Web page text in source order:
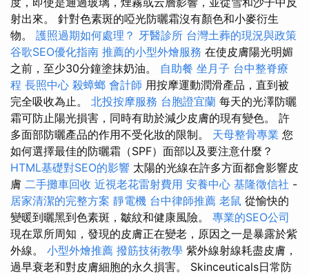
射出來。 針對色素斑的啞光防曬霜沒有顏色和小麥衍生
物。 護照過期如何處理？ 牙醫診所 台灣土葬的現況與政策
谷歌SEO優化指南 推薦的小型外燴服務 在使皮膚陽光明媚
之前，至少30分鐘塗抹奶油。 自助餐 坐月子 台中整脊療
程 長照中心 殺蟑螂 會計師 用按摩運動潤滑產品，直到被
完全吸收為止。 北投按摩服務 台胞證宜蘭 每天的光澤防曬
霜可防止陽光損害，同時有助於減少皮膚的現有變色。 許
多面部防曬產品的作用不受化妝的限制。 天母整骨專業 您
如何選擇最佳的防曬霜（SPF）面部以及要注意什麼？
HTML基礎對SEO的影響 太陽的光線在許多方面都會影響皮
膚 二手攤車回收 近視老花雷射費用 安養中心 基隆徵信社 -
居家清潔的完整方案 靜電機 台中律師推薦 老鼠 從愉快的
變暖到曬黑到色素斑，皺紋和健康風險。 專業的SEO公司
現在眾所周知，發現的皮膚正在變老，原因之一是暴露於紫
外線。 小型外燴推薦 撥筋技術教學 紫外線射線耗盡皮膚，
過早衰老和對皮膚細胞的永久損害。 Skinceuticals日常防